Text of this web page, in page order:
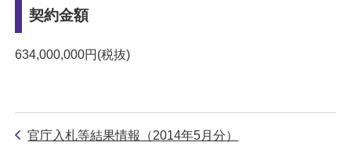
契約金額
634,000,000円(税抜)
官庁入札等結果情報（2014年5月分）